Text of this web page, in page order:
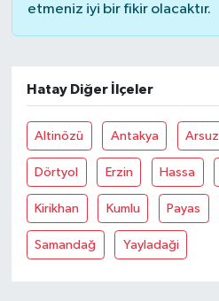
etmeniz iyi bir fikir olacaktır.
Hatay Diğer İlçeler
Altinözü Antakya Arsuz
Dörtyol Erzin Hassa
Kirikhan Kumlu Payas
Samandağ Yayladaği